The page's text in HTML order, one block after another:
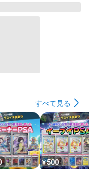
すべて見る
¥500